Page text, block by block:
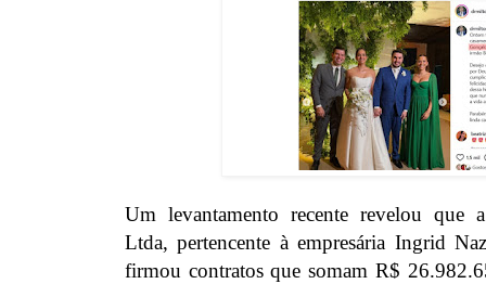
Um levantamento recente revelou que
Ltda, pertencente à empresária Ingrid
firmou contratos que somam R$